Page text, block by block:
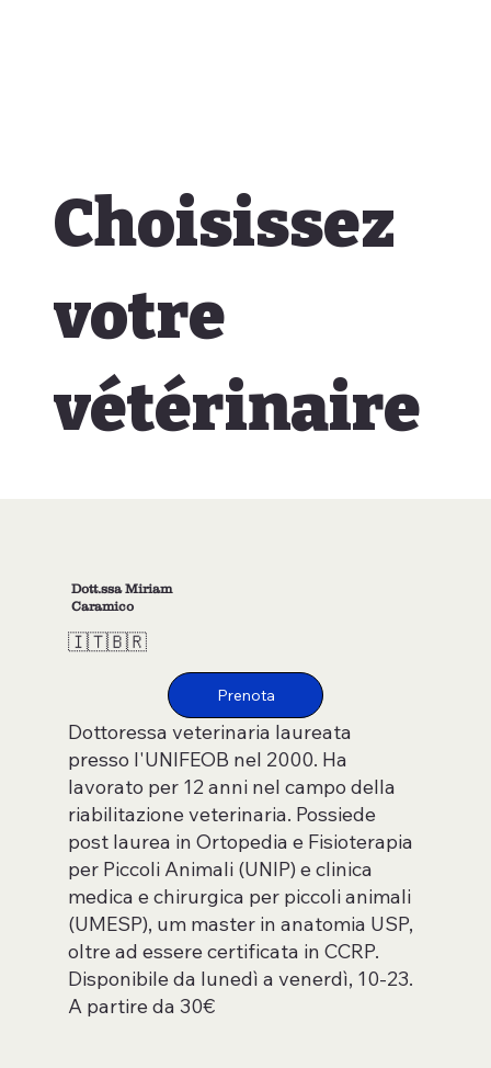
Dott.ssa Miriam
Caramico
🇮🇹🇧🇷
Dottoressa veterinaria laureata
presso l'UNIFEOB nel 2000. Ha
lavorato per 12 anni nel campo della
riabilitazione veterinaria. Possiede
post laurea in Ortopedia e Fisioterapia
per Piccoli Animali (UNIP) e clinica
medica e chirurgica per piccoli animali
(UMESP), um master in anatomia USP,
oltre ad essere certificata in CCRP.
Disponibile da lunedì a venerdì, 10-23.
A partire da 30€
Choisissez
votre
vétérinaire